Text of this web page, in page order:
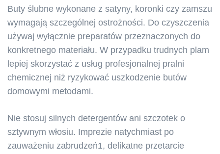
Buty ślubne wykonane z satyny, koronki czy zamszu
wymagają szczególnej ostrożności. Do czyszczenia
używaj wyłącznie preparatów przeznaczonych do
konkretnego materiału. W przypadku trudnych plam
lepiej skorzystać z usług profesjonalnej pralni
chemicznej niż ryzykować uszkodzenie butów
domowymi metodami.
Nie stosuj silnych detergentów ani szczotek o
sztywnym włosiu. Imprezie natychmiast po
zauważeniu zabrudzeń1, delikatne przetarcie